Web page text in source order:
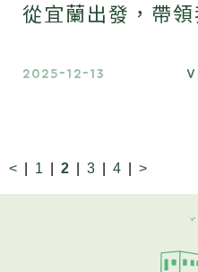
從宜蘭出發，帶
2025-12-13
< 1 2 3 4 >